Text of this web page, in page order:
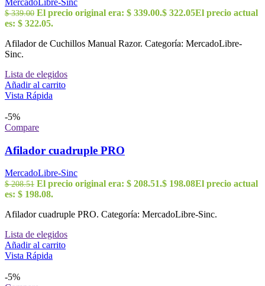
MercadoLibre-Sinc
$339.00 El precio original era: $ 339.00.$ 322.05El precio actual
es: $ 322.05.
Afilador de Cuchillos Manual Razor. Categoría: MercadoLibre-
Sinc.
Lista de elegidos
Añadir al carrito
Vista Rápida
-5%
Compare
Afilador cuadruple PRO
MercadoLibre-Sinc
$208.51 El precio original era: $ 208.51.$ 198.08El precio actual
es: $ 198.08.
Afilador cuadruple PRO. Categoría: MercadoLibre-Sinc.
Lista de elegidos
Añadir al carrito
Vista Rápida
-5%